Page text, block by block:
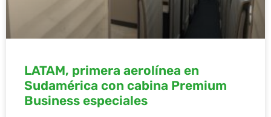
LATAM, primera aerolínea en
Sudamérica con cabina Premium
Business especiales